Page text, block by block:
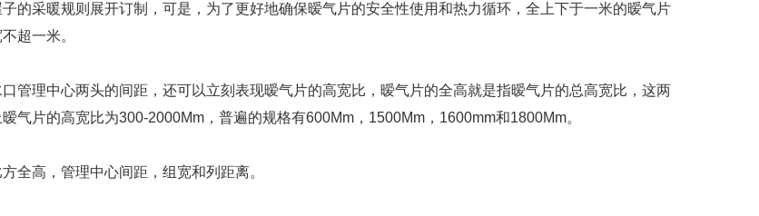
的采暖规则展开订制，可是，为了更好地确保暧气片的安全性使用和热力循环，全上下于一米的暧气片
超一米。
管理中心两头的间距，还可以立刻表现暧气片的高宽比，暧气片的全高就是指暧气片的总高宽比，这两
气片的高宽比为300-2000Mm，普遍的规格有600Mm，1500Mm，1600mm和1800Mm。
全高，管理中心间距，组宽和列距离。